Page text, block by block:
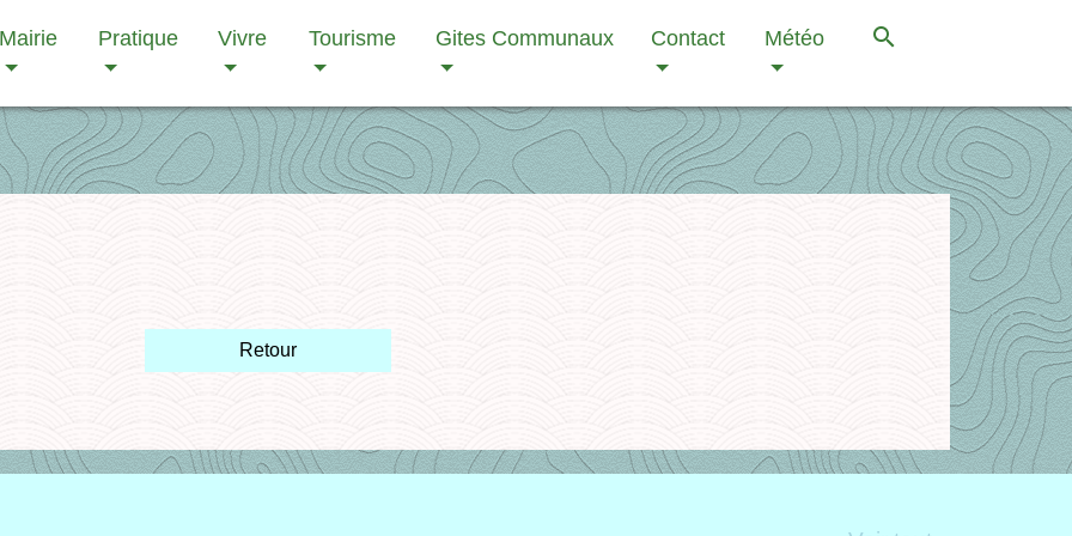
Mairie Pratique Vivre Tourisme Gites Communaux Contact Météo search
Retour